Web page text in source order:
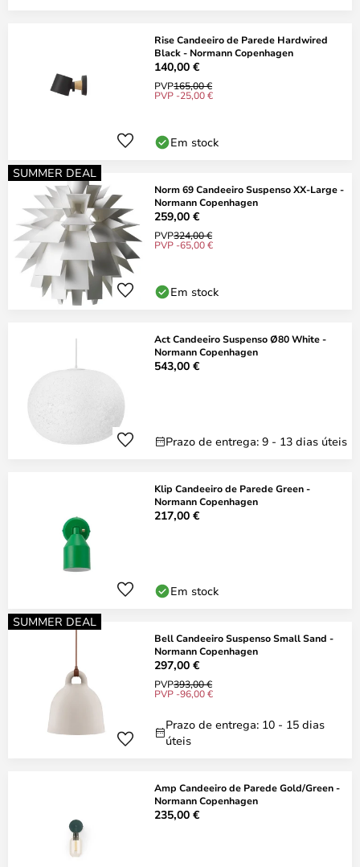
Rise Candeeiro de Parede Hardwired
Black - Normann Copenhagen
140,00 €
PVP165,00 €
PVP -25,00 €
Em stock
SUMMER DEAL
Norm 69 Candeeiro Suspenso XX-Large -
Normann Copenhagen
259,00 €
PVP324,00 €
PVP -65,00 €
Em stock
Act Candeeiro Suspenso Ø80 White -
Normann Copenhagen
543,00 €
Prazo de entrega: 9 - 13 dias úteis
Klip Candeeiro de Parede Green -
Normann Copenhagen
217,00 €
Em stock
SUMMER DEAL
Bell Candeeiro Suspenso Small Sand -
Normann Copenhagen
297,00 €
PVP393,00 €
PVP -96,00 €
Prazo de entrega: 10 - 15 dias
úteis
Amp Candeeiro de Parede Gold/Green -
Normann Copenhagen
235,00 €